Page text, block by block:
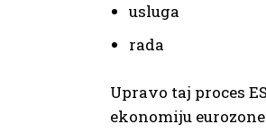
usluga
rada
Upravo taj proces
ekonomiju